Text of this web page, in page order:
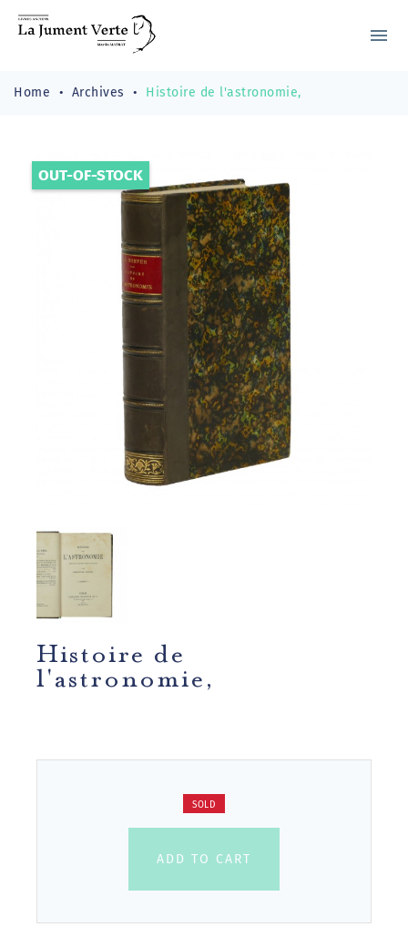
menu
Home Archives Histoire de l'astronomie,
OUT-OF-STOCK
Histoire de
l'astronomie,
SOLD
ADD TO CART